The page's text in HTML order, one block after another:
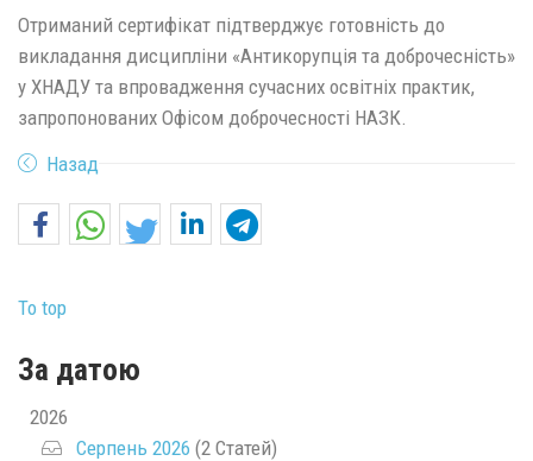
Отриманий сертифікат підтверджує готовність до
викладання дисципліни «Антикорупція та доброчесність»
у ХНАДУ та впровадження сучасних освітніх практик,
запропонованих Офісом доброчесності НАЗК.
Назад
To top
За датою
2026
Серпень 2026 (2 Статей)